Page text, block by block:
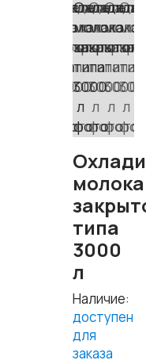
молока
типа
3000
л
Наличие:
доступен
для
заказа